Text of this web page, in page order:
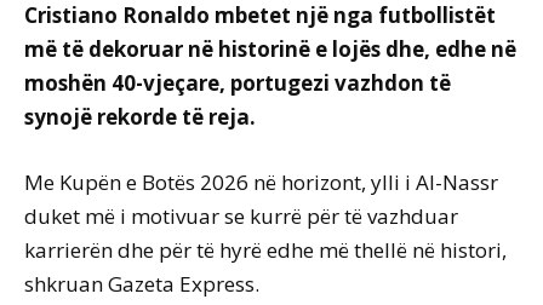
Cristiano Ronaldo mbetet një nga futbollistët
më të dekoruar në historinë e lojës dhe, edhe në
moshën 40-vjeçare, portugezi vazhdon të
synojë rekorde të reja.
Me Kupën e Botës 2026 në horizont, ylli i Al-Nassr
duket më i motivuar se kurrë për të vazhduar
karrierën dhe për të hyrë edhe më thellë në histori,
shkruan Gazeta Express.